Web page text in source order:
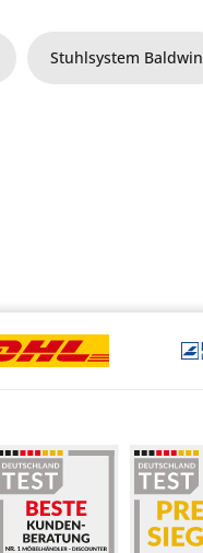
Stuhlsystem Baldwin